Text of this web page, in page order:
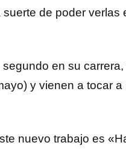
de poder verlas
en su carrera,
y vienen a tocar
nuevo trabajo es